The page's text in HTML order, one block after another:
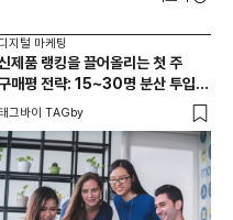
디지털 마케팅
제품 랭킹을 끌어올리는 첫 주
매평 전략: 15~30명 분산 투입의
법칙
태그바이 TAGby